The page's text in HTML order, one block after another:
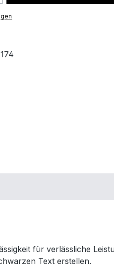
für verlässliche
Text erstellen.